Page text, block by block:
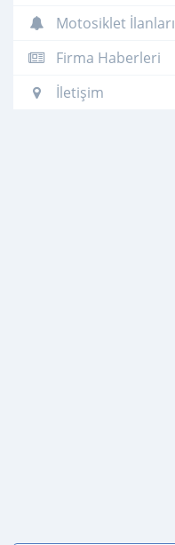
Motosiklet İlanları
Firma Haberleri
İletişim